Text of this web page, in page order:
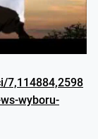
7,114884,2598
wyboru-